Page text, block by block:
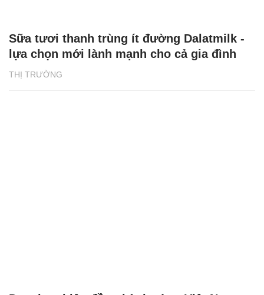
THỊ TRƯỜNG
Sữa tươi thanh trùng ít đường Dalatmilk -
lựa chọn mới lành mạnh cho cả gia đình